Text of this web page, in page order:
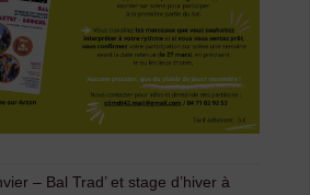
– Bal Trad’ et stage d’hiver à